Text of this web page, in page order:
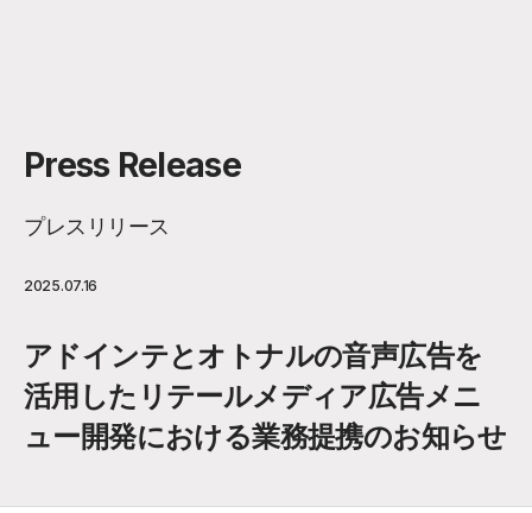
Press Release
プレスリリース
2025.07.16
アドインテとオトナルの音声広告を
活用したリテールメディア広告メニ
ュー開発における業務提携のお知らせ